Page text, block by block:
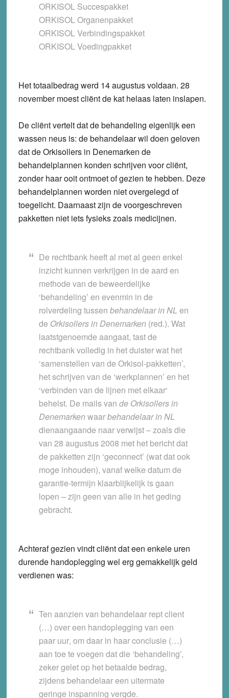
ORKISOL Succespakket
ORKISOL Organenpakket
ORKISOL Verbindingspakket
ORKISOL Voedingpakket
Het totaalbedrag werd 14 augustus voldaan. 28
november moest cliënt de kat helaas laten inslapen.
De cliënt vertelt dat de behandeling eigenlijk een
wassen neus is: de behandelaar wil doen geloven
dat de Orkisollers in Denemarken de
behandelplannen konden schrijven voor cliënt,
zonder haar ooit ontmoet of gezien te hebben. Deze
behandelplannen worden niet overgelegd of
toegelicht. Daarnaast zijn de voorgeschreven
pakketten niet iets fysieks zoals medicijnen.
De rechtbank heeft al met al geen enkel
inzicht kunnen verkrijgen in de aard en
methode van de beweerdelijke
‘behandeling’ en evenmin in de
rolverdeling tussen behandelaar in NL en
de Orkisollers in Denemarken(red.). Wat
laatstgenoemde aangaat, tast de
rechtbank volledig in het duister wat het
‘samenstellen van de Orkisol-pakketten’,
het schrijven van de ‘werkplannen’ en het
‘verbinden van de lijnen met elkaar‘
behelst. De mails van de Orkisollers in
Denemarkenwaarbehandelaar in NL
dienaangaande naar verwijst – zoals die
van 28 augustus 2008 met het bericht dat
de pakketten zijn ‘geconnect’ (wat dat ook
moge inhouden), vanaf welke datum de
garantie-termijn klaarblijkelijk is gaan
lopen – zijn geen van alle in het geding
gebracht.
Achteraf gezien vindt cliënt dat een enkele uren
durende handoplegging wel erg gemakkelijk geld
verdienen was:
Ten aanzien van behandelaar rept client
(…) over een handoplegging van een
paar uur, om daar in haar conclusie (…)
aan toe te voegen dat die ‘behandeling’,
zeker gelet op het betaalde bedrag,
zijdens behandelaar een uitermate
geringe inspanning vergde.